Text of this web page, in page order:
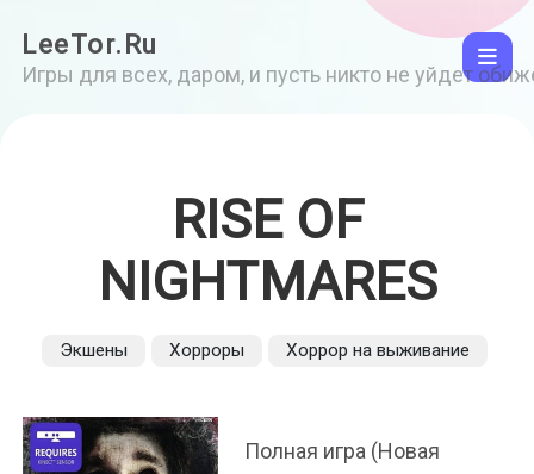
LeeTor.Ru
Игры для всех, даром, и пусть никто не уйдет
RISE OF
NIGHTMARES
Экшены Хорроры Хоррор на выживание
Полная игра (Новая